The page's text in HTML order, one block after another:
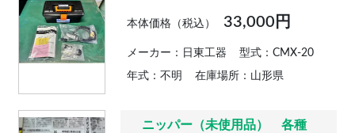
本体価格（税込） 33,000円
メーカー：日東工器 型式：CMX-20
年式：不明 在庫場所：山形県
ニッパー（未使用品） 各種